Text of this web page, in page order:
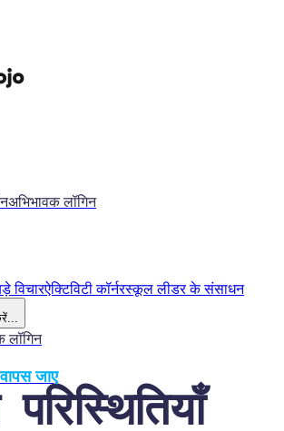
अभिभावक लॉगिन
विचारऐक्टिविटी कॉर्नरस्कूल लीडर के संसाधन
लॉगिन
जाए